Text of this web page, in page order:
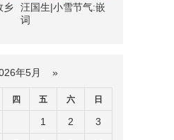
乡
汪国生|小雪节气:嵌
词
年5月 »
四 五 六 日
1 2
3